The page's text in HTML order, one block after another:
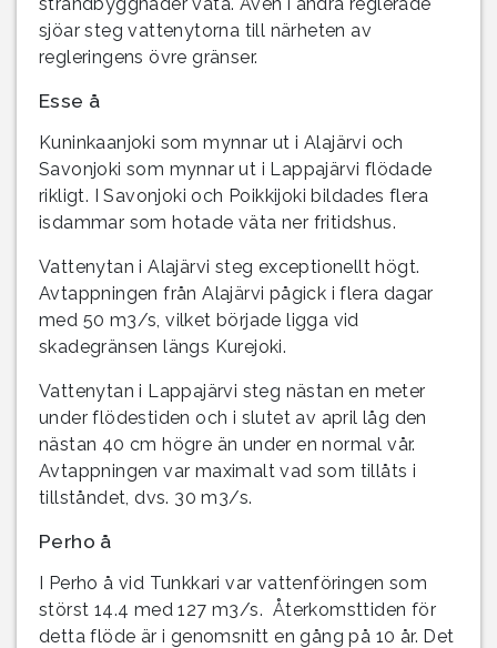
sjöar steg vattenytorna till närheten av
regleringens övre gränser.
Esse å
Kuninkaanjoki som mynnar ut i Alajärvi och
Savonjoki som mynnar ut i Lappajärvi flödade
rikligt. I Savonjoki och Poikkijoki bildades flera
isdammar som hotade väta ner fritidshus.
Vattenytan i Alajärvi steg exceptionellt högt.
Avtappningen från Alajärvi pågick i flera dagar
med 50 m3/s, vilket började ligga vid
skadegränsen längs Kurejoki.
Vattenytan i Lappajärvi steg nästan en meter
under flödestiden och i slutet av april låg den
nästan 40 cm högre än under en normal vår.
Avtappningen var maximalt vad som tillåts i
tillståndet, dvs. 30 m3/s.
Perho å
I Perho å vid Tunkkari var vattenföringen som
störst 14.4 med 127 m3/s. Återkomsttiden för
detta flöde är i genomsnitt en gång på 10 år. Det